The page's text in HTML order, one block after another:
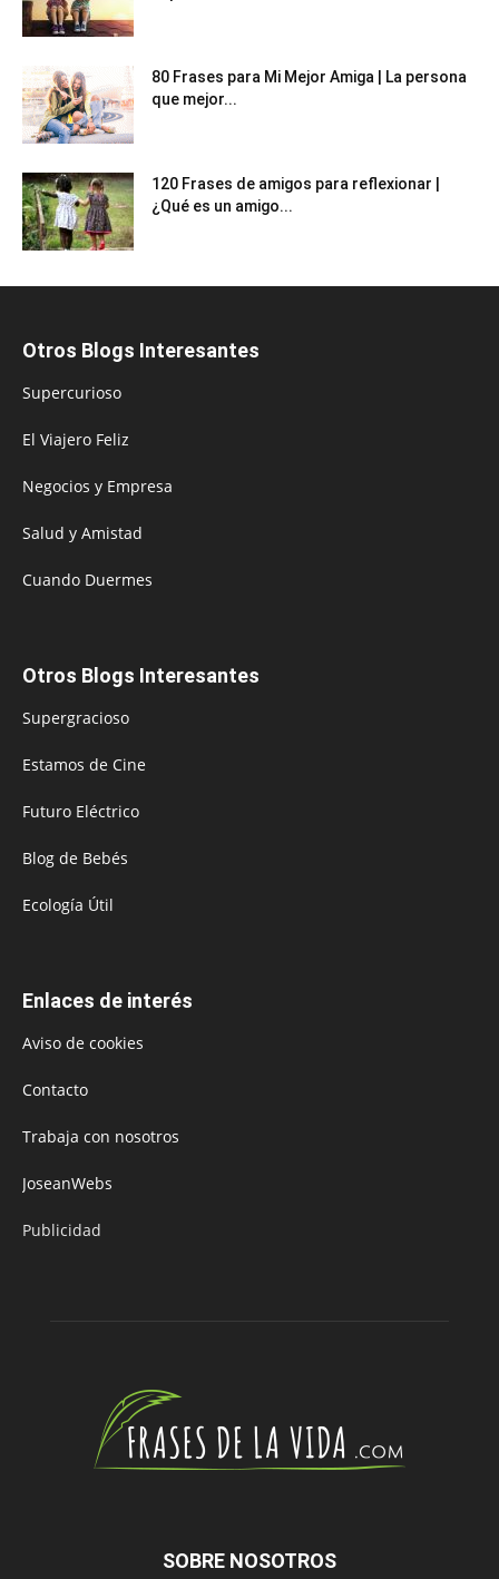
80 Frases para Mi Mejor Amiga | La persona
que mejor...
120 Frases de amigos para reflexionar |
¿Qué es un amigo...
Otros Blogs Interesantes
Supercurioso
El Viajero Feliz
Negocios y Empresa
Salud y Amistad
Cuando Duermes
Otros Blogs Interesantes
Supergracioso
Estamos de Cine
Futuro Eléctrico
Blog de Bebés
Ecología Útil
Enlaces de interés
Aviso de cookies
Contacto
Trabaja con nosotros
JoseanWebs
Publicidad
SOBRE NOSOTROS